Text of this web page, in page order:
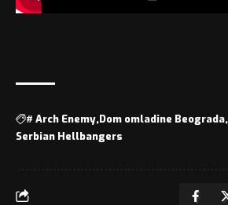
# Arch Enemy Dom omladine Beograda
Serbian Hellbangers